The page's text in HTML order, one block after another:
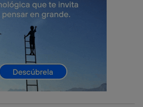
vinculada a la conexión que utilizas
móvil).
asigna a la conexión de internet, por
que conecte su dispositivo y
la tecnología recibirá el mismo
de banda ancha
se realizará en función de las
de los miembros del hogar
consentimiento.